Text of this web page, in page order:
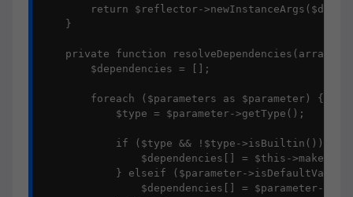
return $reflector-
    }
private function resolveDependencies(array
        $dependencies = [];
        foreach ($parameters as $parameter) {
            $type = $parameter->getType();
            if ($type && !$type->isBuiltin()) {
$dependencies[] = $this-
} elseif ($parameter-
$dependencies[] = $parameter-